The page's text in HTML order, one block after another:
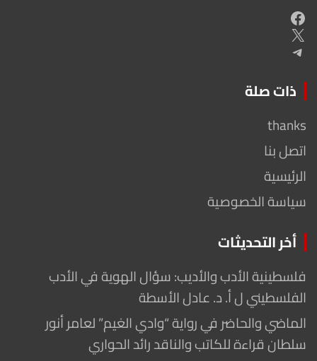
Facebook
X
Telegram
ذات صلة
thanks
اتصل بنا
الرئيسية
سياسة الخصوصية
أخر التحديثات
فلسطينية الأدب والأديب: سؤال الهوية في الأدب
الفلسطيني ل أ. د. عادل الأسطة
الماضي والحاضر في رواية “وادي الغيم” لعامر أنور
سلطان قراءة للكاتب والناقد رائد الحواري